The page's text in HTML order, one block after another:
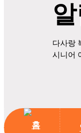
다사랑
시니어